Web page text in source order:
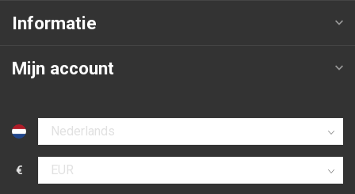
Informatie
Mijn account
Selecteer taal
€
Selecteer valuta